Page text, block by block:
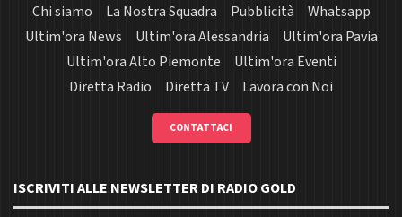
Chi siamo La Nostra Squadra Pubblicità
Whatsapp
Ultim'ora News
Ultim'ora Alessandria
Ultim'ora Pavia
Ultim'ora Alto Piemonte
Ultim'ora Eventi
Diretta Radio
Diretta TV Lavora con Noi
CONTATTACI
ISCRIVITI ALLE NEWSLETTER DI RADIO GOLD